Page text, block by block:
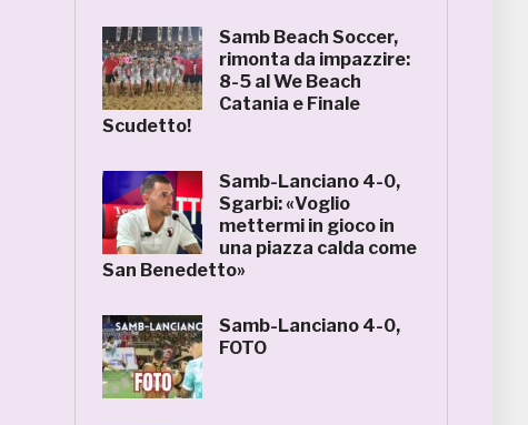
Samb Beach Soccer,
rimonta da impazzire:
8-5 al We Beach
Catania e Finale
Scudetto!
Samb-Lanciano 4-0,
Sgarbi: «Voglio
mettermi in gioco in
una piazza calda come
San Benedetto»
Samb-Lanciano 4-0,
FOTO